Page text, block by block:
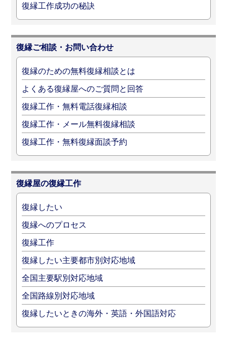
復縁工作成功の秘訣
復縁ご相談・お問い合わせ
復縁のための無料復縁相談とは
よくある復縁屋へのご質問と回答
復縁工作・無料電話復縁相談
復縁工作・メール無料復縁相談
復縁工作・無料復縁面談予約
復縁屋の復縁工作
復縁したい
復縁へのプロセス
復縁工作
復縁したい主要都市別対応地域
全国主要駅別対応地域
全国路線別対応地域
復縁したいときの海外・英語・外国語対応